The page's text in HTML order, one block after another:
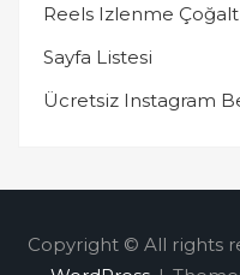
Reels Izlenme
Sayfa Listesi
Ücretsiz Instagram
Copyright © All rights